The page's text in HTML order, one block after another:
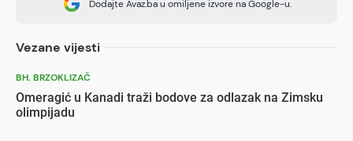
Dodajte Avaz.ba u omiljene izvore na Google-u.
Vezane vijesti
BH. BRZOKLIZAČ
Omeragić u Kanadi traži bodove za odlazak na Zimsku
olimpijadu